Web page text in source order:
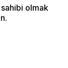
olmak